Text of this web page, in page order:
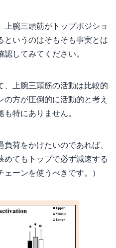
上腕三頭筋がトップポジショ
というのはそもそも事実とは
してみてください。
上腕三頭筋の活動は比較的
方が圧倒的に活動的と考え
特にありません。
負荷をかけたいのであれば、
てもトップで必ず減速する
ーンを使うべきです。）